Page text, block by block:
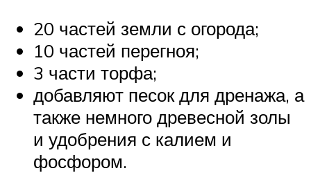
20 частей земли с огорода;
10 частей перегноя;
3 части торфа;
добавляют песок для дренажа, а
также немного древесной золы
и удобрения с калием и
фосфором.